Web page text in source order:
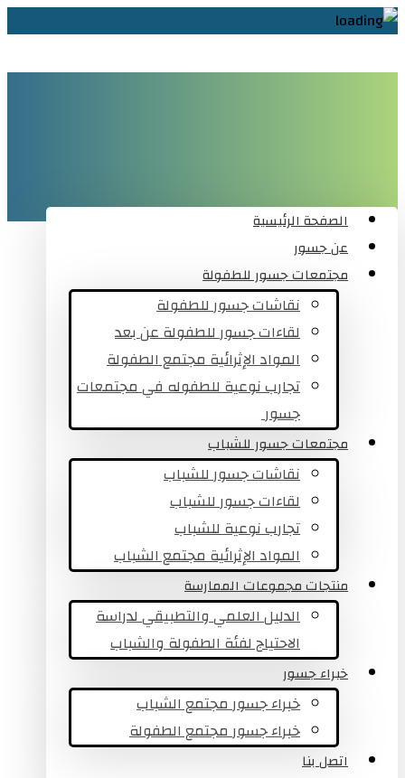
الصفحة الرئيسية
عن جسور
مجتمعات جسور للطفولة
نقاشات جسور للطفولة
لقاءات جسور للطفولة عن بعد
المواد الإثرائية مجتمع الطفولة
تجارب نوعية للطفوله في مجتمعات
جسور ​
مجتمعات جسور للشباب
نقاشات جسور للشباب
لقاءات جسور للشباب
تجارب نوعية للشباب​
المواد الإثرائية مجتمع الشباب
منتجات مجموعات الممارسة
الدليل العلمي والتطبيقي لدراسة
الاحتياج لفئة الطفولة والشباب
خبراء جسور
خبراء جسور مجتمع الشباب
خبراء جسور مجتمع الطفولة
اتصل بنا